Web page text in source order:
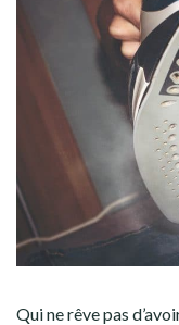
Qui ne rêve pas